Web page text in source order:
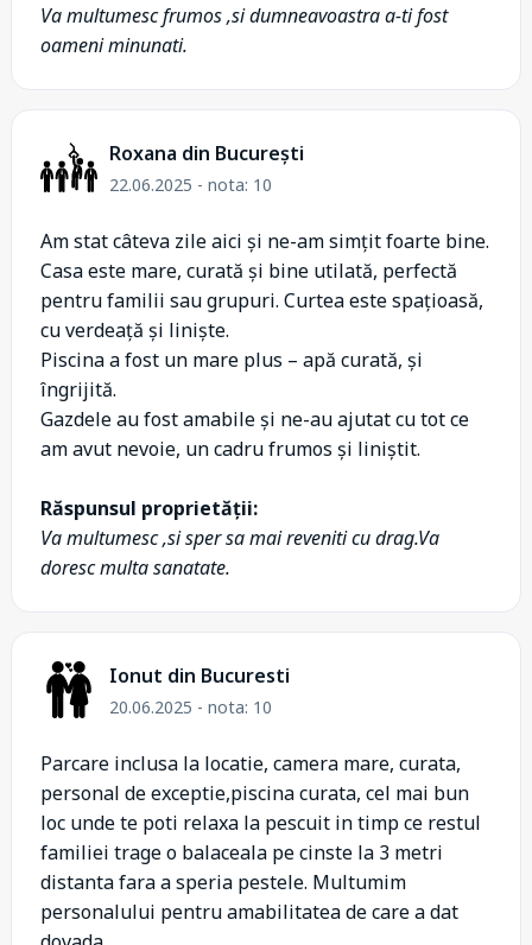
Va multumesc frumos ,si dumneavoastra a-ti fost
oameni minunati.
Roxana din București
22.06.2025 - nota: 10
Am stat câteva zile aici și ne-am simțit foarte bine.
Casa este mare, curată și bine utilată, perfectă
pentru familii sau grupuri. Curtea este spațioasă,
cu verdeață și liniște.
Piscina a fost un mare plus – apă curată, și
îngrijită.
Gazdele au fost amabile și ne-au ajutat cu tot ce
am avut nevoie, un cadru frumos și liniștit.
Răspunsul proprietății:
Va multumesc ,si sper sa mai reveniti cu drag.Va
doresc multa sanatate.
Ionut din Bucuresti
20.06.2025 - nota: 10
Parcare inclusa la locatie, camera mare, curata,
personal de exceptie,piscina curata, cel mai bun
loc unde te poti relaxa la pescuit in timp ce restul
familiei trage o balaceala pe cinste la 3 metri
distanta fara a speria pestele. Multumim
personalului pentru amabilitatea de care a dat